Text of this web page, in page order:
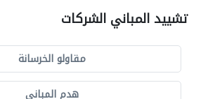
تشييد المباني الشركات
مقاولو الخرسانة
هدم المباني